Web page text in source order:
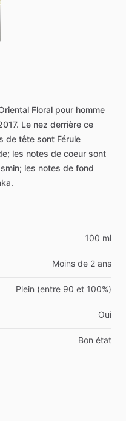
Floral pour homme
Le nez derrière ce
de tête sont Férule
les notes de coeur sont
les notes de fond
100 ml
Moins de 2 ans
Plein (entre 90 et 100%)
Oui
Bon état